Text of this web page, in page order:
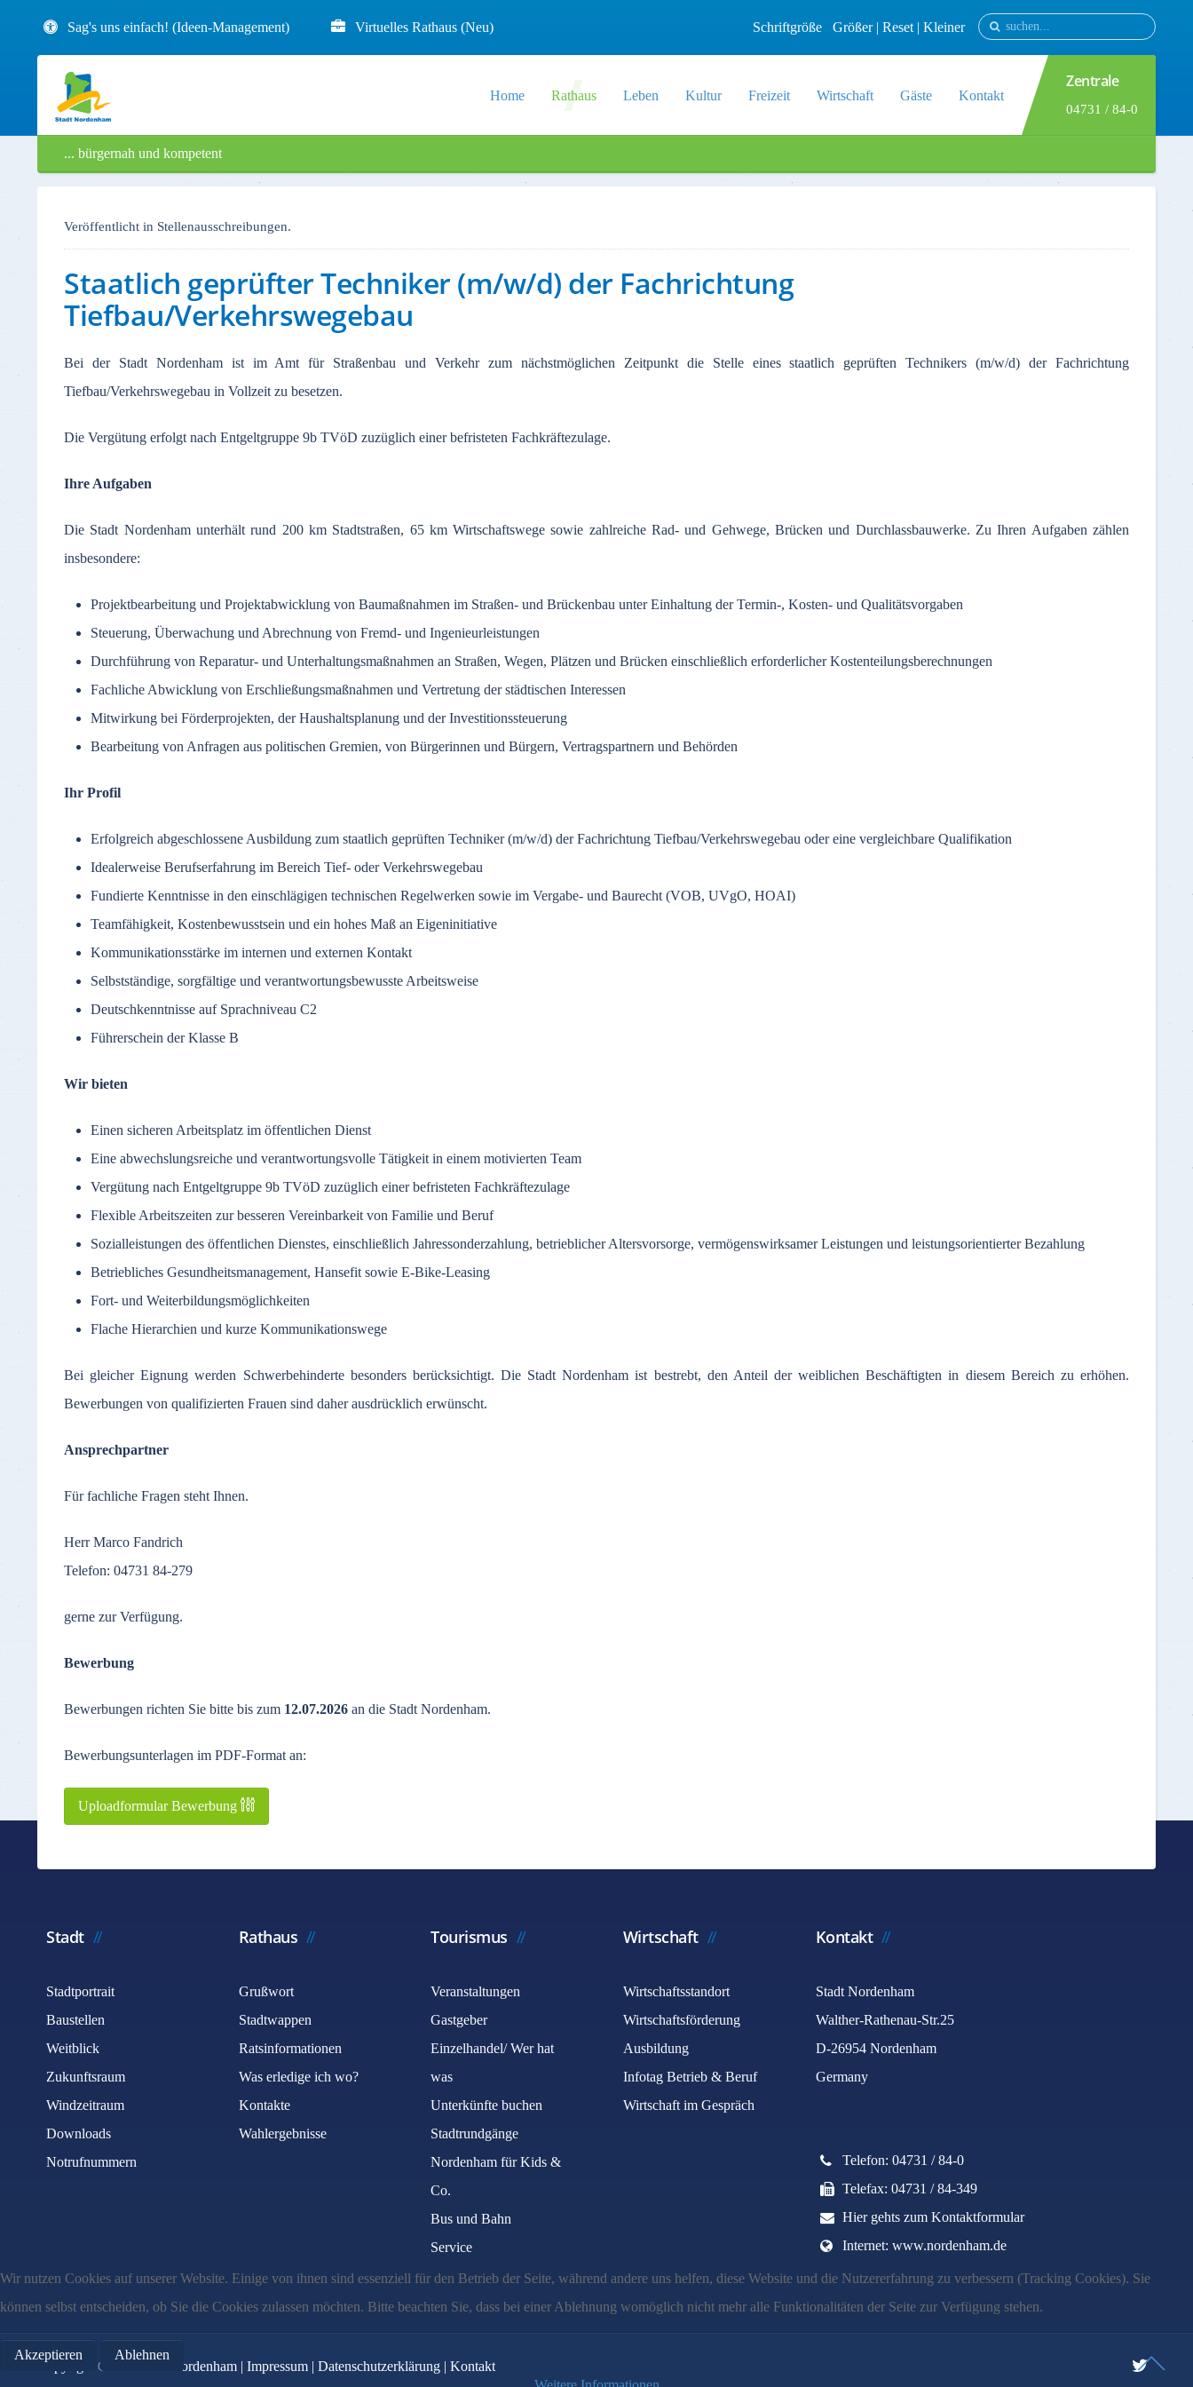
Sag's uns einfach! (Ideen-Management) Virtuelles Rathaus (Neu) Schriftgröße Größer| Reset | Kleiner
Home Rathaus Leben Kultur Freizeit Wirtschaft Gäste Kontakt
Zentrale
04731 / 84-0
... bürgernah und kompetent
Veröffentlicht in Stellenausschreibungen.
Staatlich geprüfter Techniker (m/w/d) der Fachrichtung
Tiefbau/Verkehrswegebau
Bei der Stadt Nordenham ist im Amt für Straßenbau und Verkehr zum nächstmöglichen Zeitpunkt die Stelle eines staatlich geprüften Technikers (m/w/d) der Fachrichtung
Tiefbau/Verkehrswegebau in Vollzeit zu besetzen.
Die Vergütung erfolgt nach Entgeltgruppe 9b TVöD zuzüglich einer befristeten Fachkräftezulage.
Ihre Aufgaben
Die Stadt Nordenham unterhält rund 200 km Stadtstraßen, 65 km Wirtschaftswege sowie zahlreiche Rad- und Gehwege, Brücken und Durchlassbauwerke. Zu Ihren Aufgaben zählen
insbesondere:
Projektbearbeitung und Projektabwicklung von Baumaßnahmen im Straßen- und Brückenbau unter Einhaltung der Termin-, Kosten- und Qualitätsvorgaben
Steuerung, Überwachung und Abrechnung von Fremd- und Ingenieurleistungen
Durchführung von Reparatur- und Unterhaltungsmaßnahmen an Straßen, Wegen, Plätzen und Brücken einschließlich erforderlicher Kostenteilungsberechnungen
Fachliche Abwicklung von Erschließungsmaßnahmen und Vertretung der städtischen Interessen
Mitwirkung bei Förderprojekten, der Haushaltsplanung und der Investitionssteuerung
Bearbeitung von Anfragen aus politischen Gremien, von Bürgerinnen und Bürgern, Vertragspartnern und Behörden
Ihr Profil
Erfolgreich abgeschlossene Ausbildung zum staatlich geprüften Techniker (m/w/d) der Fachrichtung Tiefbau/Verkehrswegebau oder eine vergleichbare Qualifikation
Idealerweise Berufserfahrung im Bereich Tief- oder Verkehrswegebau
Fundierte Kenntnisse in den einschlägigen technischen Regelwerken sowie im Vergabe- und Baurecht (VOB, UVgO, HOAI)
Teamfähigkeit, Kostenbewusstsein und ein hohes Maß an Eigeninitiative
Kommunikationsstärke im internen und externen Kontakt
Selbstständige, sorgfältige und verantwortungsbewusste Arbeitsweise
Deutschkenntnisse auf Sprachniveau C2
Führerschein der Klasse B
Wir bieten
Einen sicheren Arbeitsplatz im öffentlichen Dienst
Eine abwechslungsreiche und verantwortungsvolle Tätigkeit in einem motivierten Team
Vergütung nach Entgeltgruppe 9b TVöD zuzüglich einer befristeten Fachkräftezulage
Flexible Arbeitszeiten zur besseren Vereinbarkeit von Familie und Beruf
Sozialleistungen des öffentlichen Dienstes, einschließlich Jahressonderzahlung, betrieblicher Altersvorsorge, vermögenswirksamer Leistungen und leistungsorientierter Bezahlung
Betriebliches Gesundheitsmanagement, Hansefit sowie E-Bike-Leasing
Fort- und Weiterbildungsmöglichkeiten
Flache Hierarchien und kurze Kommunikationswege
Bei gleicher Eignung werden Schwerbehinderte besonders berücksichtigt. Die Stadt Nordenham ist bestrebt, den Anteil der weiblichen Beschäftigten in diesem Bereich zu erhöhen.
Bewerbungen von qualifizierten Frauen sind daher ausdrücklich erwünscht.
Ansprechpartner
Für fachliche Fragen steht Ihnen.
Herr Marco Fandrich
Telefon: 04731 84-279
gerne zur Verfügung.
Bewerbung
Bewerbungen richten Sie bitte bis zum 12.07.2026 an die Stadt Nordenham.
Bewerbungsunterlagen im PDF-Format an:
Uploadformular Bewerbung
Stadt
Stadtportrait
Baustellen
Weitblick
Zukunftsraum
Windzeitraum
Downloads
Notrufnummern
Rathaus
Grußwort
Stadtwappen
Ratsinformationen
Was erledige ich wo?
Kontakte
Wahlergebnisse
Tourismus
Veranstaltungen
Gastgeber
Einzelhandel/ Wer hat
was
Unterkünfte buchen
Stadtrundgänge
Nordenham für Kids &
Co.
Bus und Bahn
Service
Wirtschaft
Wirtschaftsstandort
Wirtschaftsförderung
Ausbildung
Infotag Betrieb & Beruf
Wirtschaft im Gespräch
Kontakt
Stadt Nordenham
Walther-Rathenau-Str.25
D-26954 Nordenham
Germany
Telefon: 04731 / 84-0
Telefax: 04731 / 84-349
Hier gehts zum Kontaktformular
Internet: www.nordenham.de
Copyright © MMXXII Nordenham | Impressum | Datenschutzerklärung | Kontakt
Wir nutzen Cookies auf unserer Website. Einige von ihnen sind essenziell für den Betrieb der Seite, während andere uns helfen, diese Website und die Nutzererfahrung zu verbessern (Tracking Cookies). Sie
können selbst entscheiden, ob Sie die Cookies zulassen möchten. Bitte beachten Sie, dass bei einer Ablehnung womöglich nicht mehr alle Funktionalitäten der Seite zur Verfügung stehen.
Akzeptieren
Ablehnen